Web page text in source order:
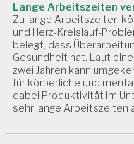
Lange Arbeitszeiten
Zu lange Arbeitszeiten
und Herz-Kreislauf-
belegt, dass
Gesundheit hat. Laut
zwei Jahren kann
für körperliche und
dabei Produktivität im
sehr lange Arbeitszeiten